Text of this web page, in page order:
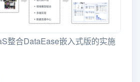
整合DataEase嵌入式版的实施